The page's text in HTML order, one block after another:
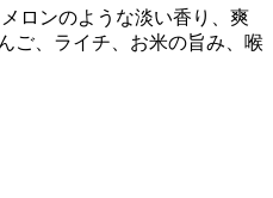
ロンのような淡い香り、爽
ご、ライチ、お米の旨み、喉